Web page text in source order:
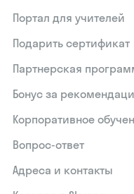
Портал для учителей
Подарить сертификат
Партнерская
Бонус за
Корпоративное
Вопрос-ответ
Адреса и контакты